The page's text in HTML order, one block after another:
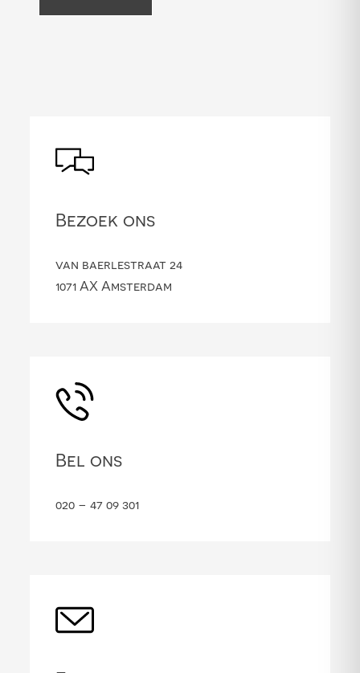
Bezoek ons
van baerlestraat 24
1071 AX Amsterdam
Bel ons
020 – 47 09 301